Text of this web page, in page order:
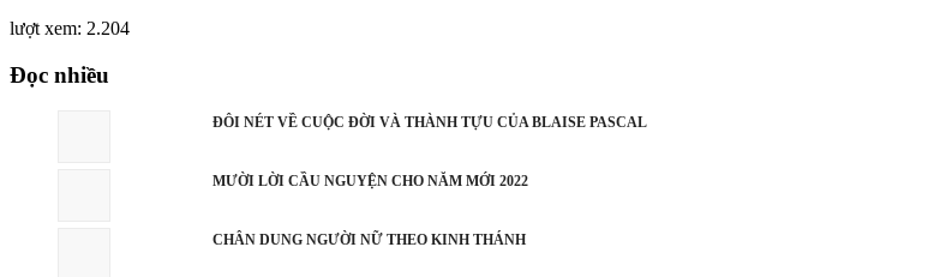
lượt xem: 2.204
Đọc nhiều
ĐÔI NÉT VỀ CUỘC ĐỜI VÀ THÀNH TỰU CỦA BLAISE PASCAL
MƯỜI LỜI CẦU NGUYỆN CHO NĂM MỚI 2022
CHÂN DUNG NGƯỜI NỮ THEO KINH THÁNH